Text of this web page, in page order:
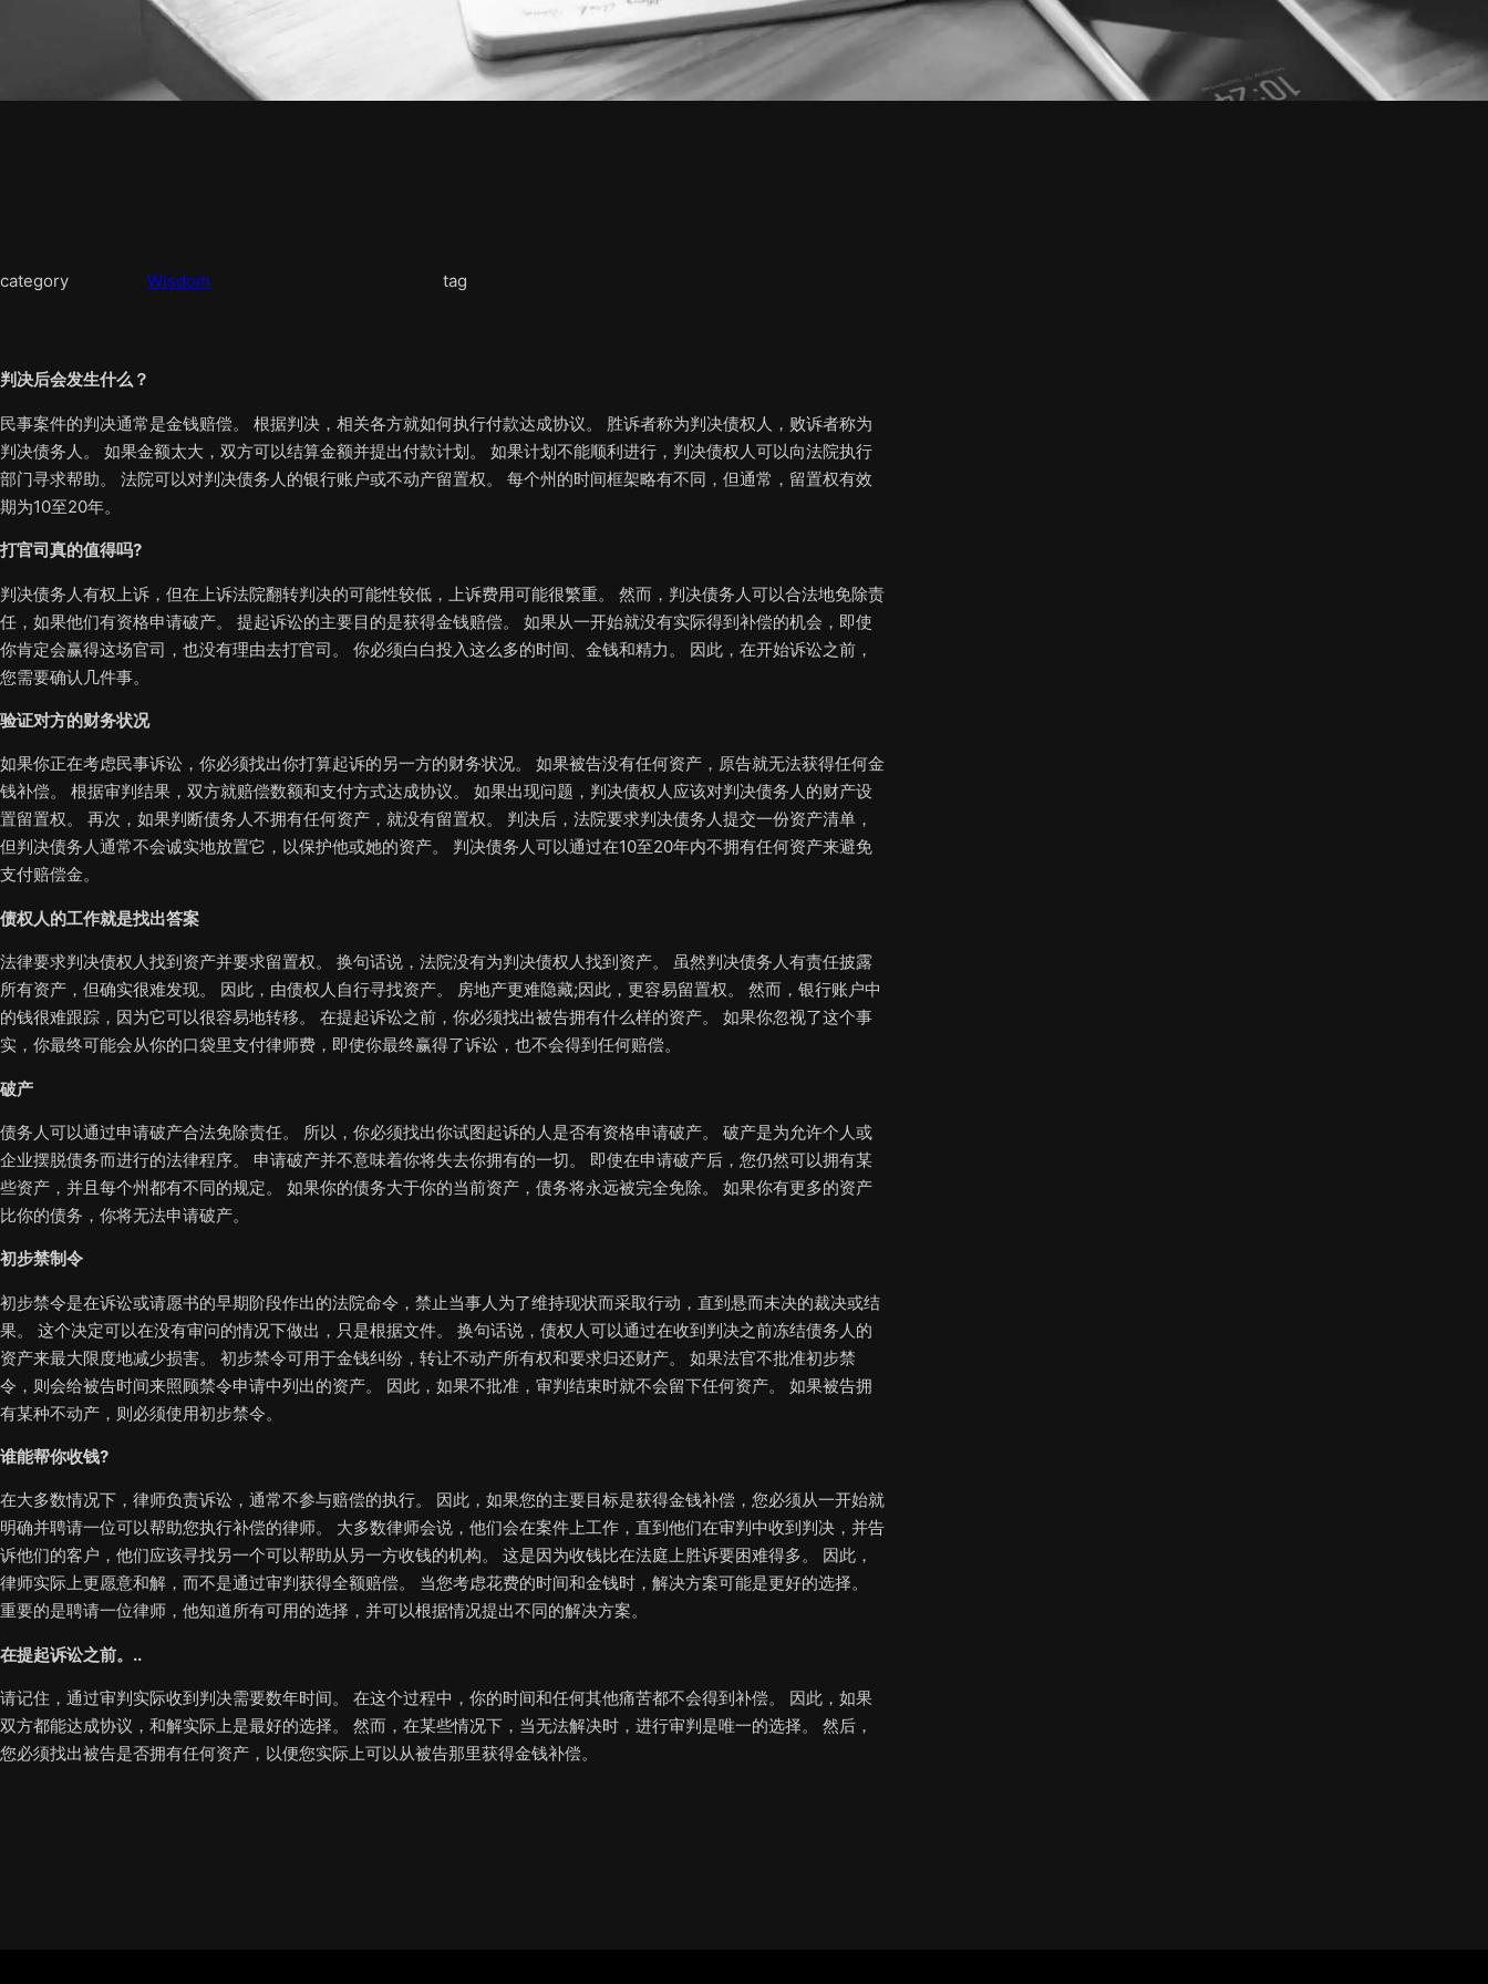
category Wisdom tag
判决后会发生什么？
民事案件的判决通常是金钱赔偿。 根据判决，相关各方就如何执行付款达成协议。 胜诉者称为判决债权人，败诉者称为
判决债务人。 如果金额太大，双方可以结算金额并提出付款计划。 如果计划不能顺利进行，判决债权人可以向法院执行
部门寻求帮助。 法院可以对判决债务人的银行账户或不动产留置权。 每个州的时间框架略有不同，但通常，留置权有效
期为10至20年。
打官司真的值得吗?
判决债务人有权上诉，但在上诉法院翻转判决的可能性较低，上诉费用可能很繁重。 然而，判决债务人可以合法地免除责
任，如果他们有资格申请破产。 提起诉讼的主要目的是获得金钱赔偿。 如果从一开始就没有实际得到补偿的机会，即使
你肯定会赢得这场官司，也没有理由去打官司。 你必须白白投入这么多的时间、金钱和精力。 因此，在开始诉讼之前，
您需要确认几件事。
验证对方的财务状况
如果你正在考虑民事诉讼，你必须找出你打算起诉的另一方的财务状况。 如果被告没有任何资产，原告就无法获得任何金
钱补偿。 根据审判结果，双方就赔偿数额和支付方式达成协议。 如果出现问题，判决债权人应该对判决债务人的财产设
置留置权。 再次，如果判断债务人不拥有任何资产，就没有留置权。 判决后，法院要求判决债务人提交一份资产清单，
但判决债务人通常不会诚实地放置它，以保护他或她的资产。 判决债务人可以通过在10至20年内不拥有任何资产来避免
支付赔偿金。
债权人的工作就是找出答案
法律要求判决债权人找到资产并要求留置权。 换句话说，法院没有为判决债权人找到资产。 虽然判决债务人有责任披露
所有资产，但确实很难发现。 因此，由债权人自行寻找资产。 房地产更难隐藏;因此，更容易留置权。 然而，银行账户中
的钱很难跟踪，因为它可以很容易地转移。 在提起诉讼之前，你必须找出被告拥有什么样的资产。 如果你忽视了这个事
实，你最终可能会从你的口袋里支付律师费，即使你最终赢得了诉讼，也不会得到任何赔偿。
破产
债务人可以通过申请破产合法免除责任。 所以，你必须找出你试图起诉的人是否有资格申请破产。 破产是为允许个人或
企业摆脱债务而进行的法律程序。 申请破产并不意味着你将失去你拥有的一切。 即使在申请破产后，您仍然可以拥有某
些资产，并且每个州都有不同的规定。 如果你的债务大于你的当前资产，债务将永远被完全免除。 如果你有更多的资产
比你的债务，你将无法申请破产。
初步禁制令
初步禁令是在诉讼或请愿书的早期阶段作出的法院命令，禁止当事人为了维持现状而采取行动，直到悬而未决的裁决或结
果。 这个决定可以在没有审问的情况下做出，只是根据文件。 换句话说，债权人可以通过在收到判决之前冻结债务人的
资产来最大限度地减少损害。 初步禁令可用于金钱纠纷，转让不动产所有权和要求归还财产。 如果法官不批准初步禁
令，则会给被告时间来照顾禁令申请中列出的资产。 因此，如果不批准，审判结束时就不会留下任何资产。 如果被告拥
有某种不动产，则必须使用初步禁令。
谁能帮你收钱?
在大多数情况下，律师负责诉讼，通常不参与赔偿的执行。 因此，如果您的主要目标是获得金钱补偿，您必须从一开始就
明确并聘请一位可以帮助您执行补偿的律师。 大多数律师会说，他们会在案件上工作，直到他们在审判中收到判决，并告
诉他们的客户，他们应该寻找另一个可以帮助从另一方收钱的机构。 这是因为收钱比在法庭上胜诉要困难得多。 因此，
律师实际上更愿意和解，而不是通过审判获得全额赔偿。 当您考虑花费的时间和金钱时，解决方案可能是更好的选择。
重要的是聘请一位律师，他知道所有可用的选择，并可以根据情况提出不同的解决方案。
在提起诉讼之前。..
请记住，通过审判实际收到判决需要数年时间。 在这个过程中，你的时间和任何其他痛苦都不会得到补偿。 因此，如果
双方都能达成协议，和解实际上是最好的选择。 然而，在某些情况下，当无法解决时，进行审判是唯一的选择。 然后，
您必须找出被告是否拥有任何资产，以便您实际上可以从被告那里获得金钱补偿。